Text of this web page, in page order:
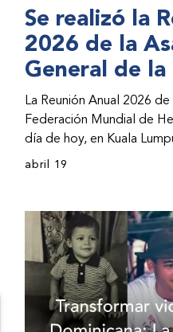
Se realizó la
2026 de la
General de
La Reunión Anual 2026
Federación Mundial de
día de hoy, en Kuala
Congreso Mundial 2026
avances por parte de la
evento asistieron
nacionales miembros
interesadas.
abril 19